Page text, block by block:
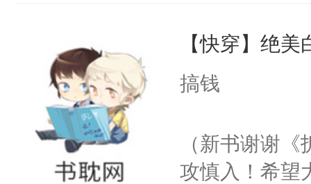
来，给老公
用力——为你
【快穿】绝
搞钱
（新书谢谢
攻慎入！希望